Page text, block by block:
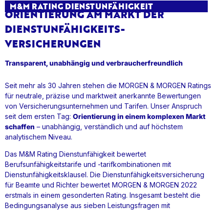
M&M RATING DIENSTUNFÄHIGKEIT
ORIENTIERUNG AM MARKT DER
DIENSTUNFÄHIGKEITS-
VERSICHERUNGEN
Transparent, unabhängig und verbraucherfreundlich
Seit mehr als 30 Jahren stehen die MORGEN & MORGEN Ratings
für neutrale, präzise und marktweit anerkannte Bewertungen
von Versicherungsunternehmen und Tarifen. Unser Anspruch
seit dem ersten Tag: Orientierung in einem komplexen Markt
schaffen – unabhängig, verständlich und auf höchstem
analytischem Niveau.
Das M&M Rating Dienstunfähigkeit bewertet
Berufsunfähigkeitstarife und -tarifkombinationen mit
Dienstunfähigkeitsklausel. Die Dienstunfähigkeitsversicherung
für Beamte und Richter bewertet MORGEN & MORGEN 2022
erstmals in einem gesonderten Rating. Insgesamt besteht die
Bedingungsanalyse aus sieben Leistungsfragen mit